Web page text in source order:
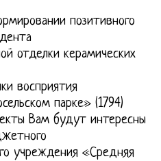
позитивного
отделки керамических
восприятия
парке» (1794)
Вам будут интересны
учреждения «Средняя